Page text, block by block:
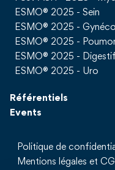
ESMO® 2025 - Sein
ESMO® 2025 - Gynéco
ESMO® 2025 -
ESMO® 2025 - Digestif
ESMO® 2025 - Uro
Référentiels
Events
Politique de
Mentions légales et